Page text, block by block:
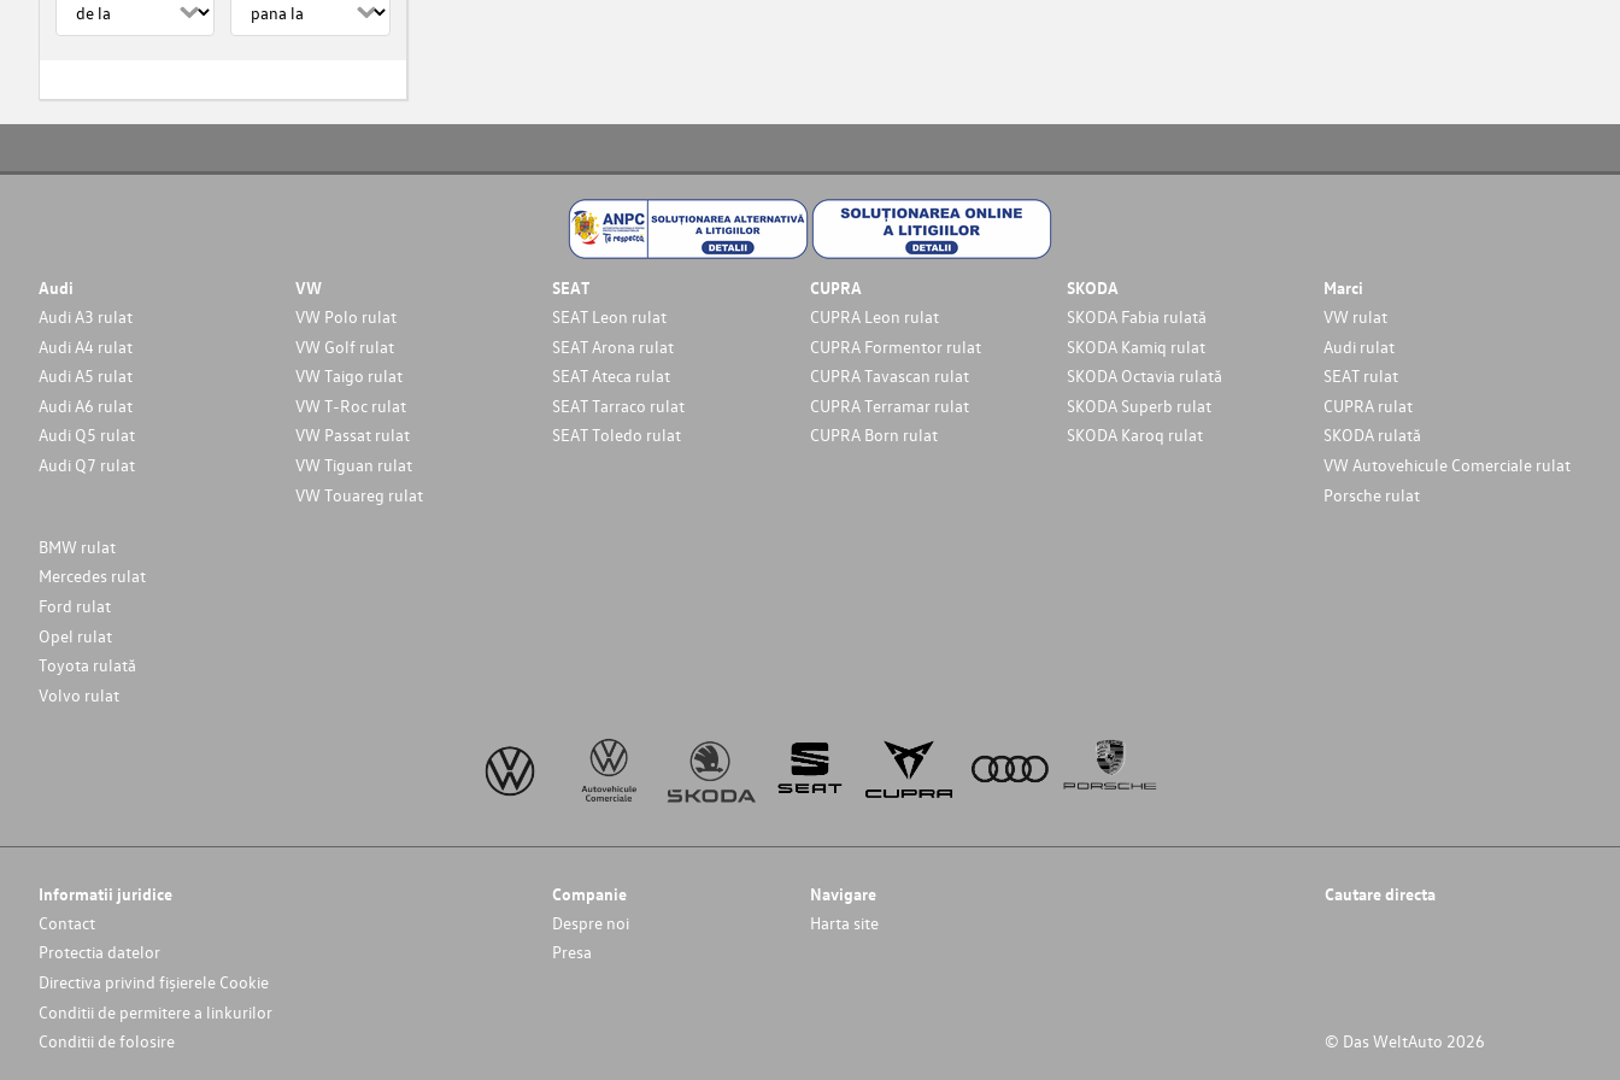
Audi
Audi A3 rulat
Audi A4 rulat
Audi A5 rulat
Audi A6 rulat
Audi Q5 rulat
Audi Q7 rulat
VW
VW Polo rulat
VW Golf rulat
VW Taigo rulat
VW T-Roc rulat
VW Passat rulat
VW Tiguan rulat
VW Touareg rulat
SEAT
SEAT Leon rulat
SEAT Arona rulat
SEAT Ateca rulat
SEAT Tarraco rulat
SEAT Toledo rulat
CUPRA
CUPRA Leon rulat
CUPRA Formentor rulat
CUPRA Tavascan rulat
CUPRA Terramar rulat
CUPRA Born rulat
SKODA
SKODA Fabia rulată
SKODA Kamiq rulat
SKODA Octavia rulată
SKODA Superb rulat
SKODA Karoq rulat
Marci
VW rulat
Audi rulat
SEAT rulat
CUPRA rulat
SKODA rulată
VW Autovehicule Comerciale rulat
Porsche rulat
BMW rulat
Mercedes rulat
Ford rulat
Opel rulat
Toyota rulată
Volvo rulat
Informatii juridice
Contact
Protectia datelor
Directiva privind fișierele Cookie
Conditii de permitere a linkurilor
Conditii de folosire
Companie
Despre noi
Presa
Navigare
Harta site
Cautare directa
© Das WeltAuto 2026